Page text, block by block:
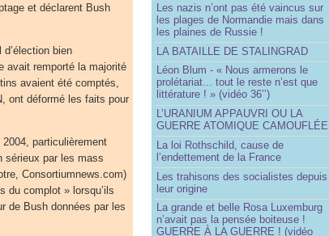
et déclarent Bush
bien
avait remporté la majorité
avaient été comptés,
ont déformé les faits pour
particulièrement
sérieux par les mass
Consortiumnews.com)
du complot » lorsqu’ils
de Bush données par les
Les nazis n’ont pas été vaincus sur
les plages de Normandie mais dans
les plaines de Russie !
LA BATAILLE DE STALINGRAD
Léon Blum - « Nous armerons le
prolétariat... tout le reste n’est que
littérature ! » (vidéo 36’’)
L’URANIUM APPAUVRI OU LA
GUERRE ATOMIQUE CAMOUFLÉE
La loi Rothschild, cause de
l’endettement de la France
Les trahisons des socialistes depuis
leur origine
La grande et belle Rosa Luxemburg
n’avait pas la pensée boiteuse !
GUERRE À LA GUERRE ! (vidéo